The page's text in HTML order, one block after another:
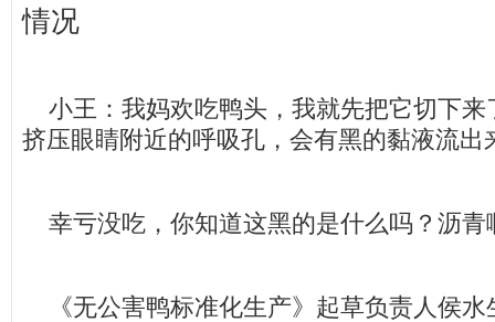
情况
小王：我妈欢吃鸭头，我就先把它切下来
挤压眼睛附近的呼吸孔，会有黑的黏液流出
幸亏没吃，你知道这黑的是什么吗？沥青
《无公害鸭标准化生产》起草负责人侯水